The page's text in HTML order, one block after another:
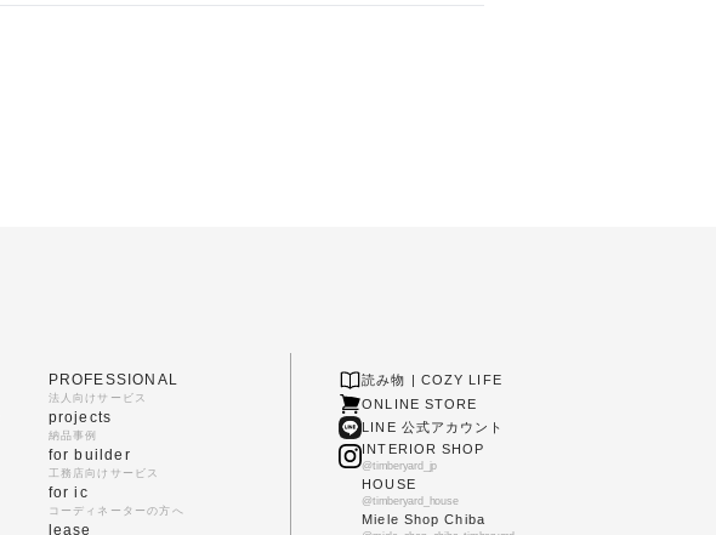
PROFESSIONAL
法人向けサービス
projects
納品事例
for builder
工務店向けサービス
for ic
コーディネーターの方へ
lease
読み物 | COZY LIFE
ONLINE STORE
LINE 公式アカウント
INTERIOR SHOP
@timberyard_jp
HOUSE
@timberyard_house
Miele Shop Chiba